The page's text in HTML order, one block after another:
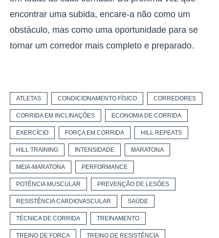
encontrar uma subida, encare-a não como um
obstáculo, mas como uma oportunidade para se
tornar um corredor mais completo e preparado.
ATLETAS CONDICIONAMENTO FÍSICO CORREDORES
CORRIDA EM INCLINAÇÕES ECONOMIA DE CORRIDA
EXERCÍCIO FORÇA EM CORRIDA HILL REPEATS
HILL TRAINING INTENSIDADE MARATONA
MEIA-MARATONA PERFORMANCE
POTÊNCIA MUSCULAR PREVENÇÃO DE LESÕES
RESISTÊNCIA CARDIOVASCULAR SAÚDE
TÉCNICA DE CORRIDA TREINAMENTO
TREINO DE FORÇA TREINO DE RESISTÊNCIA